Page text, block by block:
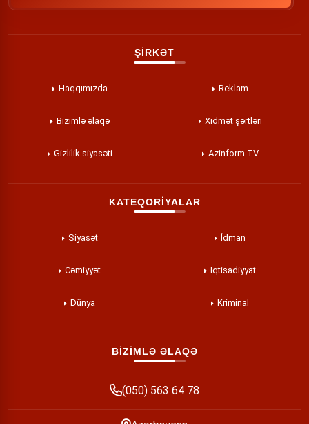
ŞİRKƏT
Haqqımızda Reklam
Bizimlə əlaqə Xidmət şərtləri
Gizlilik siyasəti Azinform TV
KATEQORİYALAR
Siyasət İdman
Cəmiyyət İqtisadiyyat
Dünya Kriminal
BİZİMLƏ ƏLAQƏ
(050) 563 64 78